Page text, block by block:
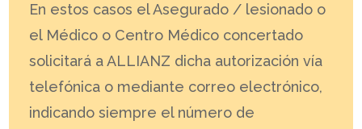
En estos casos el Asegurado / lesionado o
el Médico o Centro Médico concertado
solicitará a ALLIANZ dicha autorización vía
telefónica o mediante correo electrónico,
indicando siempre el número de